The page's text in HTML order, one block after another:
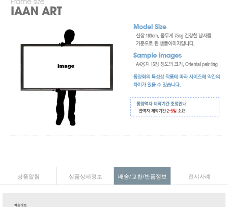
상품알림 상품상세정보 배송/교환/반품정보 전시사례